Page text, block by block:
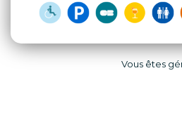
Vous êtes